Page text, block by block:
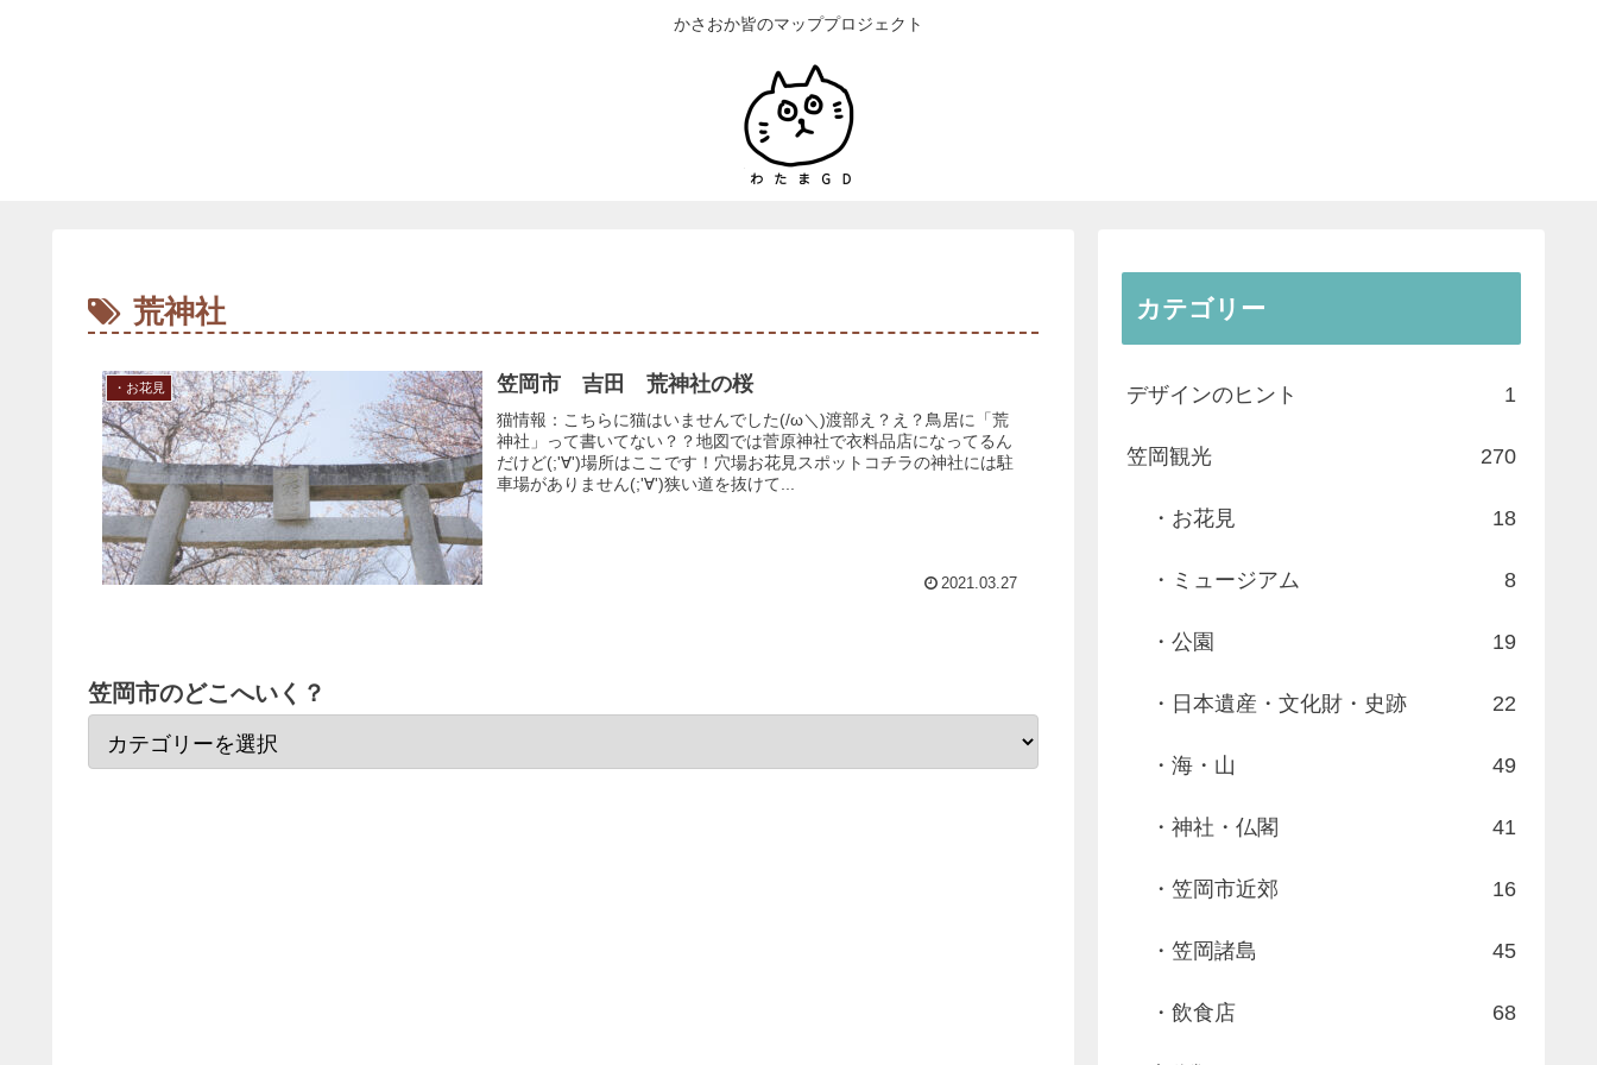
かさおか皆のマッププロジェクト
荒神社
・お花見 笠岡市 吉田 荒神社の桜
猫情報：こちらに猫はいませんでした(/ω＼)渡部え？え？鳥居に「荒
神社」って書いてない？？地図では菅原神社で衣料品店になってるん
だけど(;'∀')場所はここです！穴場お花見スポットコチラの神社には駐
車場がありません(;'∀')狭い道を抜けて...
2021.03.27
笠岡市のどこへいく？
カテゴリー
デザインのヒント 1
笠岡観光 270
・お花見 18
・ミュージアム 8
・公園 19
・日本遺産・文化財・史跡 22
・海・山 49
・神社・仏閣 41
・笠岡市近郊 16
・笠岡諸島 45
・飲食店 68